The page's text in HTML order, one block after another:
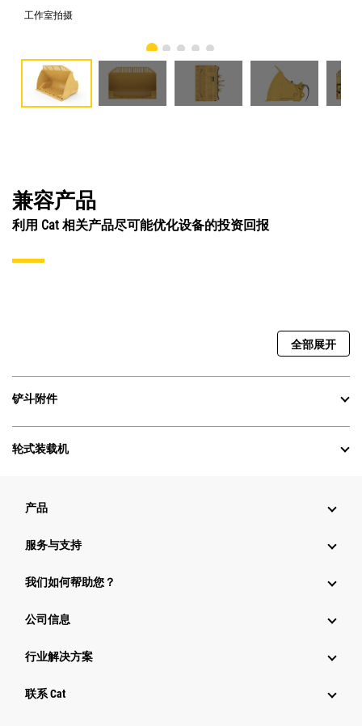
工作室拍摄
兼容产品
利用 Cat 相关产品尽可能优化设备的投资回报
全部展开
铲斗附件
轮式装载机
产品
服务与支持
我们如何帮助您？
公司信息
行业解决方案
行业
联系 Cat